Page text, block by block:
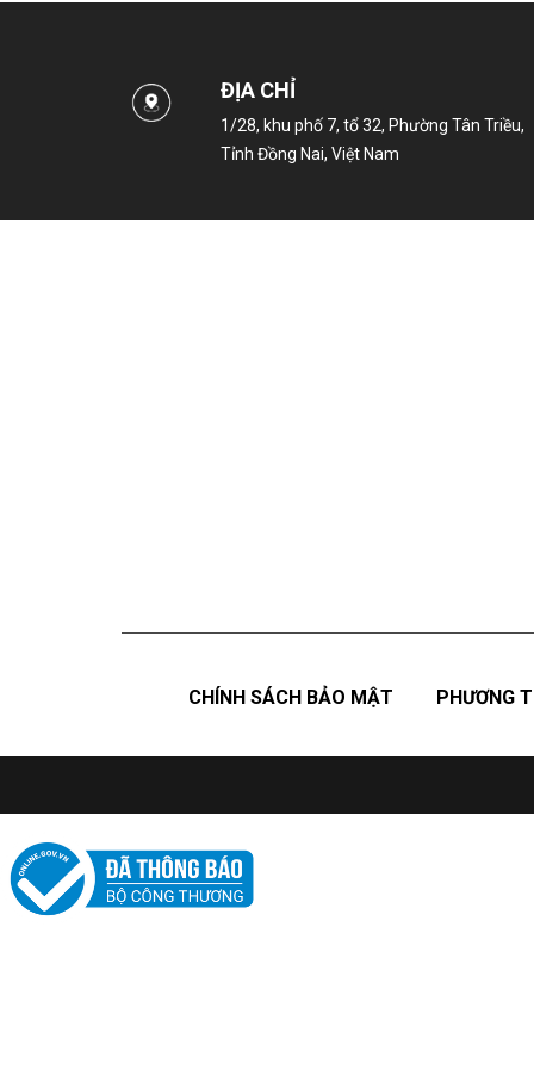
ĐỊA CHỈ
1/28, khu phố 7, tổ 32, Phường Tân Triều,
Tỉnh Đồng Nai, Việt Nam
CHÍNH SÁCH BẢO MẬT PHƯƠNG